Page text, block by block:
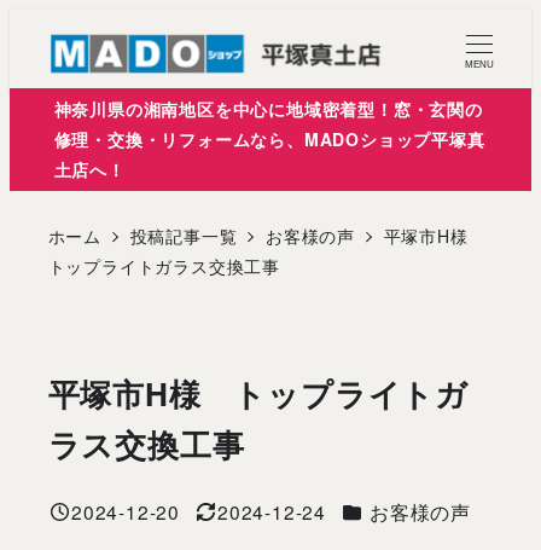
MENU
神奈川県の湘南地区を中心に地域密着型！窓・玄関の
修理・交換・リフォームなら、MADOショップ平塚真
土店へ！
ホーム 投稿記事一覧 お客様の声
平塚市H様
トップライトガラス交換工事
平塚市H様 トップライトガ
ラス交換工事
投稿日
2024-12-20
更新日
2024-12-24 カテゴリー
お客様の声